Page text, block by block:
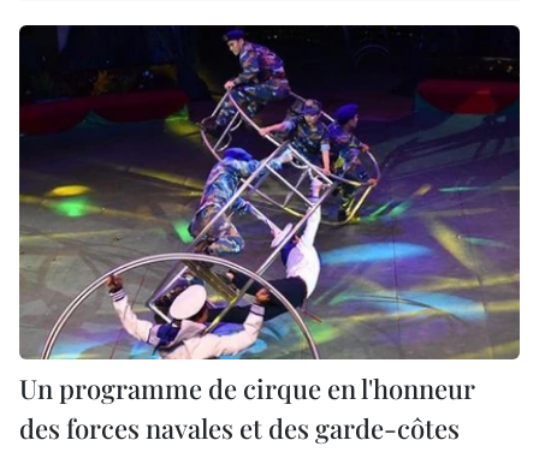
Un programme de cirque en l'honneur
des forces navales et des garde-côtes